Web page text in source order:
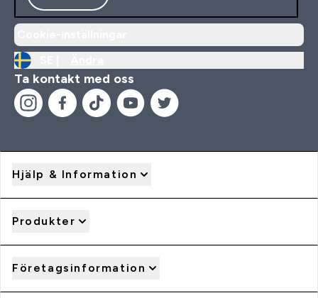
Ta kontakt med oss
Hjälp & Information
Produkter
Företagsinformation